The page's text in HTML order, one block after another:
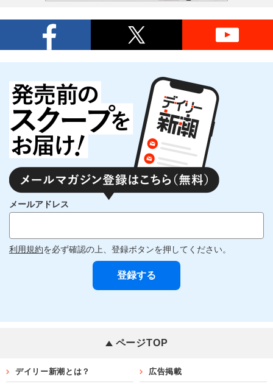
メールアドレス
利用規約を必ず確認の上、登録ボタンを押してください。
ページTOP
デイリー新潮とは？ 広告掲載